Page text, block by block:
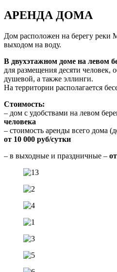
АРЕНДА ДОМА
Дом расположен на берегу реки
выходом на воду.
В двухэтажном доме на левом
для размещения десяти человек,
душевой, а также эллинги.
На территории располагается
Стоимость:
– дом с удобствами на левом
человека
– стоимость аренды всего дома
от 10 000 руб/сутки
– в выходные и праздничные –